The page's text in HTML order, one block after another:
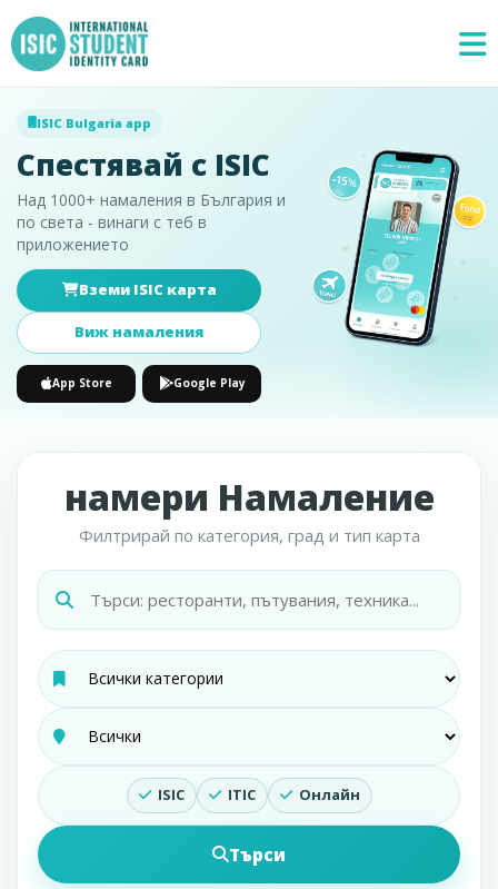
ISIC Bulgaria app
Спестявай с ISIC
Над 1000+ намаления в България и
по света - винаги с теб в
приложението
Вземи ISIC карта
Виж намаления
App Store Google Play
Специални
предложения ×
намери Намаление
Филтрирай по категория, град и тип карта
ISIC ITIC Онлайн
Търси